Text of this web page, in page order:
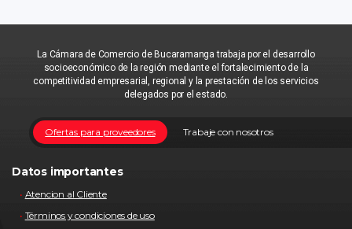
La Cámara de Comercio de Bucaramanga trabaja por el desarrollo
socioeconómico de la región mediante el fortalecimiento de la
competitividad empresarial, regional y la prestación de los servicios
delegados por el estado.
Trabaje con nosotros
Ofertas para proveedores
Datos importantes
Atencion al Cliente
Términos y condiciones de uso